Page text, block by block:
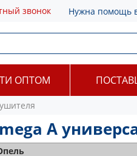
звонок Нужна помощь
ОПТОМ
A